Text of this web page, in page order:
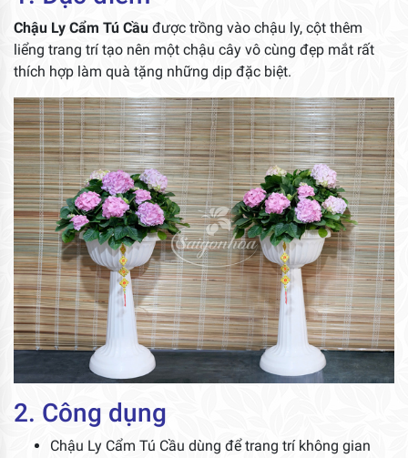
Chậu Ly Cẩm Tú Cầu được trồng vào chậu ly, cột thêm
liểng trang trí tạo nên một chậu cây vô cùng đẹp mắt rất
thích hợp làm quà tặng những dịp đặc biệt.
2. Công dụng
Chậu Ly Cẩm Tú Cầu dùng để trang trí không gian